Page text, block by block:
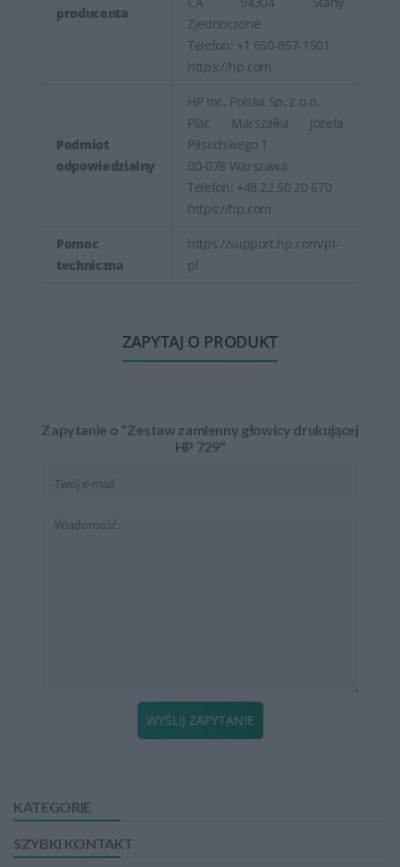
KATEGORIE
SZYBKI KONTAKT
producenta
Zjednoczone
Telefon: +1 650-857-1501
https://hp.com
Podmiot
odpowiedzialny
HP Inc. Polska Sp. z o.o.
Plac Marszałka Józefa
Piłsudskiego 1
00-078 Warszawa
Telefon: +48 22 50 20 670
https://hp.com
Pomoc
techniczna
https://support.hp.com/pl-
pl
ZAPYTAJ O PRODUKT
Zapytanie o "Zestaw zamienny głowicy drukującej
HP 729"
WYŚLIJ ZAPYTANIE